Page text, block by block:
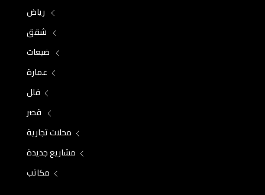
رياض
شقق
ضيعات
عمارة
فلل
قصر
محلات تجارية
مشاريع جديدة
مكاتب